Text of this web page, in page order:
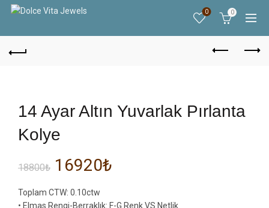
0 0
14 Ayar Altın Yuvarlak Pırlanta
Kolye
18800₺ 16920₺
Toplam CTW: 0.10ctw
• Elmas Rengi-Berraklık: F-G Renk VS Netlik